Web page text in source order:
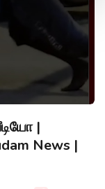
|
News |